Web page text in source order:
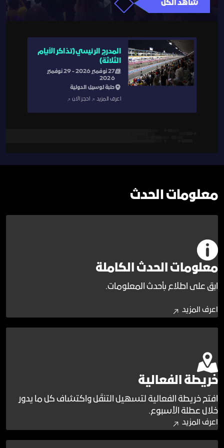
شاهد الكل
المدرج الرئيسي (تذاكر الأيام
الثلاثة)
27 نوفمبر 2026 - 29 نوفمبر
2026
حلبة لوسيل الدولية
اعرف المزيد
احجز الان
معلومات الحدث
معلومات الحدث الكاملة
ابق على اطلاع بأحدث المعلومات.
اعرف المزيد
خريطة الفعالية
افتح خريطة الفعالية لتسهيل التنقّل واكتشاف كل ما يدور
خلال عطلة الأسبوع.
اعرف المزيد